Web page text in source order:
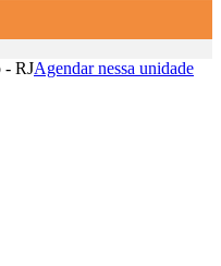
- RJAgendar nessa unidade